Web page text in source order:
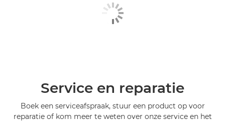
Service en reparatie
Boek een serviceafspraak, stuur een product op voor
reparatie of kom meer te weten over onze service en het